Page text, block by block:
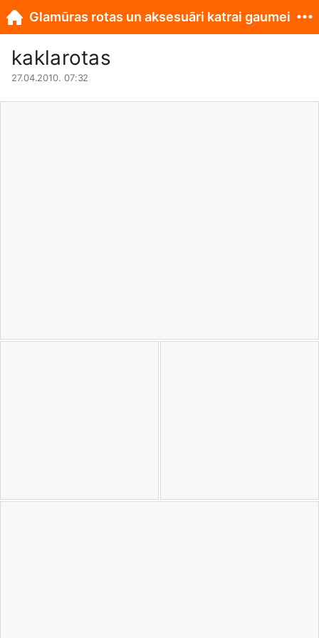
kaklarotas
27.04.2010. 07:32
Glamūras rotas un aksesuāri katrai gaumei